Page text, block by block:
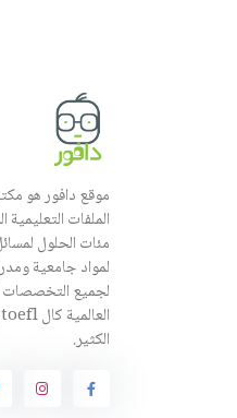
موقع دافور هو
الملفات
مئات الحلول
لمواد جامعية
لجميع التخصصات
الكثير.